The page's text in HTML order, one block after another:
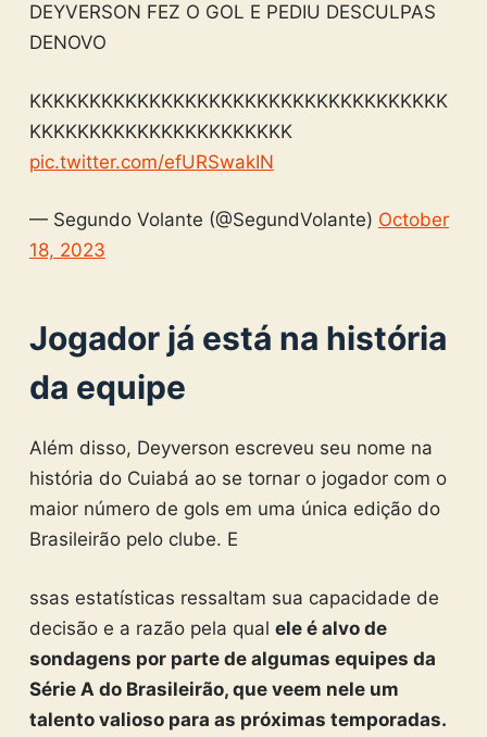
DEYVERSON FEZ O GOL E PEDIU DESCULPAS
DENOVO
KKKKKKKKKKKKKKKKKKKKKKKKKKKKKKKKKKK
KKKKKKKKKKKKKKKKKKKKKK
pic.twitter.com/efURSwakIN
— Segundo Volante (@SegundVolante) October
18, 2023
Jogador já está na história
da equipe
Além disso, Deyverson escreveu seu nome na
história do Cuiabá ao se tornar o jogador com o
maior número de gols em uma única edição do
Brasileirão pelo clube. E
ssas estatísticas ressaltam sua capacidade de
decisão e a razão pela qual ele é alvo de
sondagens por parte de algumas equipes da
Série A do Brasileirão, que veem nele um
talento valioso para as próximas temporadas.